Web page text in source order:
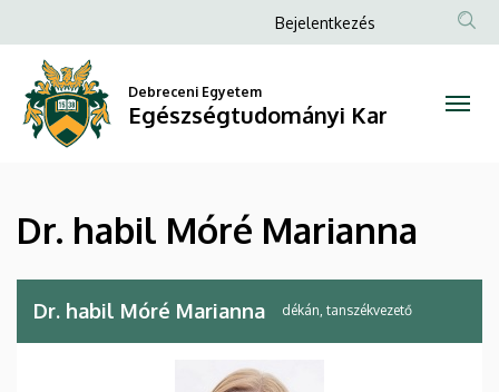
habil
Móré
Marianna
Egészségtudományi
Kar
a
tartalomra
Anonim
menüje
Bejelentkezés
Debreceni Egyetem
Egészségtudományi Kar
Dr. habil Móré Marianna
Dr. habil Móré Marianna dékán, tanszékvezető